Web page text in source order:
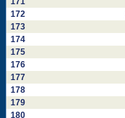
172
173
174
175
176
177
178
179
180